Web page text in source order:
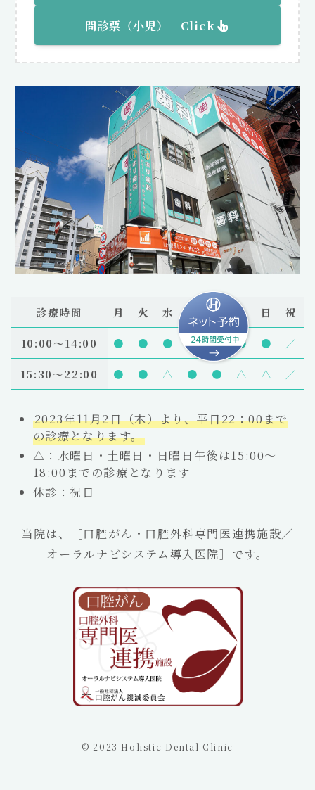
問診票（小児） Click
診療時間 月 火 水 金 土 日 祝
10:00〜14:00 ● ● ● ● ● ● ● ／
15:30～22:00 ● ● △ ● ● △ △ ／
2023年11月2日（木）より、平日22：00まで
の診療となります。
△：水曜日・土曜日・日曜日午後は15:00～
18:00までの診療となります
休診：祝日
当院は、［口腔がん・口腔外科専門医連携施設／
オーラルナビシステム導入医院］です。
© 2023 Holistic Dental Clinic